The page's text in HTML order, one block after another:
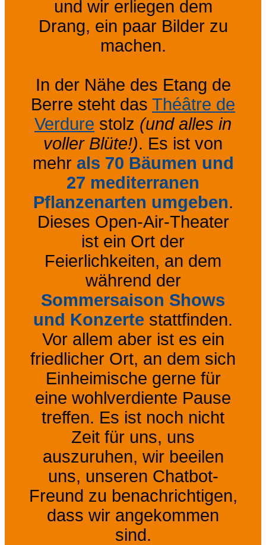
und wir erliegen dem
Drang, ein paar Bilder zu
machen.
In der Nähe des Etang de
Berre steht das Théâtre de
Verdure stolz (und alles in
voller Blüte!). Es ist von
mehr als 70 Bäumen und
27 mediterranen
Pflanzenarten umgeben.
Dieses Open-Air-Theater
ist ein Ort der
Feierlichkeiten, an dem
während der
Sommersaison Shows
und Konzerte stattfinden.
Vor allem aber ist es ein
friedlicher Ort, an dem sich
Einheimische gerne für
eine wohlverdiente Pause
treffen. Es ist noch nicht
Zeit für uns, uns
auszuruhen, wir beeilen
uns, unseren Chatbot-
Freund zu benachrichtigen,
dass wir angekommen
sind.